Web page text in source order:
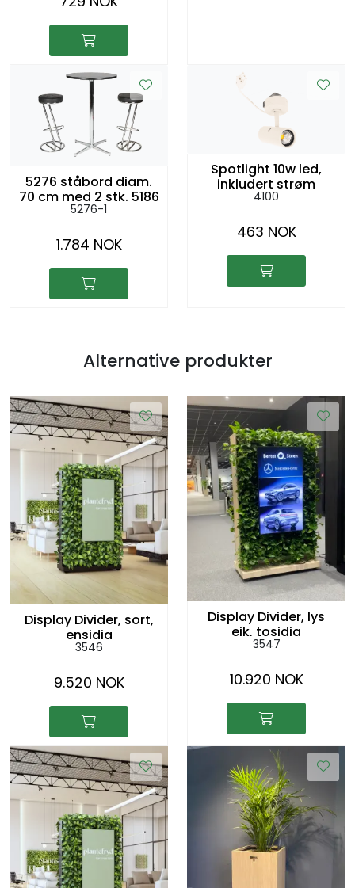
5276 ståbord diam.
70 cm med 2 stk. 5186
barstoler
5276-1
1.784 NOK
Spotlight 10w led,
inkludert strøm
4100
463 NOK
Alternative produkter
Display Divider, sort,
ensidig
3546
9.520 NOK
Display Divider, lys
eik, tosidig
3547
10.920 NOK